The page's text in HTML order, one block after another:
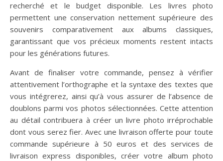
recherché et le budget disponible. Les livres photo
permettent une conservation nettement supérieure des
souvenirs comparativement aux albums classiques,
garantissant que vos précieux moments restent intacts
pour les générations futures.
Avant de finaliser votre commande, pensez à vérifier
attentivement l’orthographe et la syntaxe des textes que
vous intégrerez, ainsi qu’à vous assurer de l’absence de
doublons parmi vos photos sélectionnées. Cette attention
au détail contribuera à créer un livre photo irréprochable
dont vous serez fier. Avec une livraison offerte pour toute
commande supérieure à 50 euros et des services de
livraison express disponibles, créer votre album photo